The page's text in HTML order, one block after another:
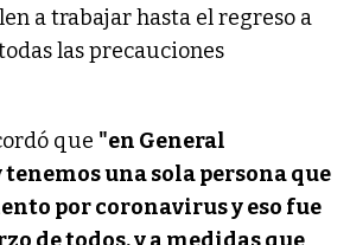
a trabajar hasta el regreso a
las precauciones
que "en General
una sola persona que
por coronavirus y eso fue